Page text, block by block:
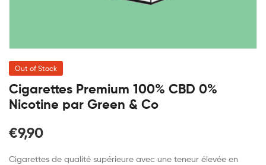
Out of Stock
Cigarettes Premium 100% CBD 0%
Nicotine par Green & Co
€9,90
Cigarettes de qualité supérieure avec une teneur élevée en